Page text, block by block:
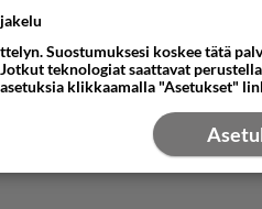
Suostumuksesi koskee tätä
teknologiat saattavat
klikkaamalla "Asetukset"